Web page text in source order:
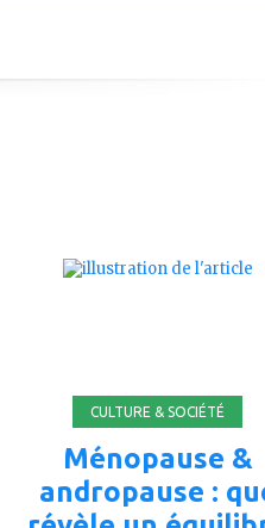
CULTURE & SOCIÉTÉ
Ménopause &
andropause :